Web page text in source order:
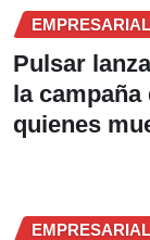
EMPRESARIAL
Pulsar
la campaña
quienes
EMPRESARIAL